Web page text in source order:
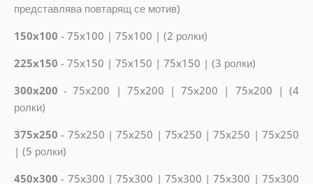
представлява повтарящ се мотив)
150x100 - 75x100 | 75x100 | (2 ролки)
225x150 - 75x150 | 75x150 | 75x150 | (3 ролки)
300x200 - 75x200 | 75x200 | 75x200 | 75x200 | (4
ролки)
375x250 - 75x250 | 75x250 | 75x250 | 75x250 | 75x250
| (5 ролки)
450x300 - 75x300 | 75x300 | 75x300 | 75x300 | 75x300